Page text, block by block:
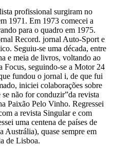
profissional surgiram no
1971. Em 1973 comecei a
para o quadro em 1975.
Record. jornal Auto-Sport e
Seguiu-se uma década, entre
e meia de livros, voltando ao
Focus, seguindo-se a Motor 24
fundou o jornal i, de que fui
iniciei colaborações sobre
não for conduzir”da revista
Paixão Pelo Vinho. Regressei
a revista Singular e com
uma centena de países de
Austrália), quase sempre em
de Lisboa.